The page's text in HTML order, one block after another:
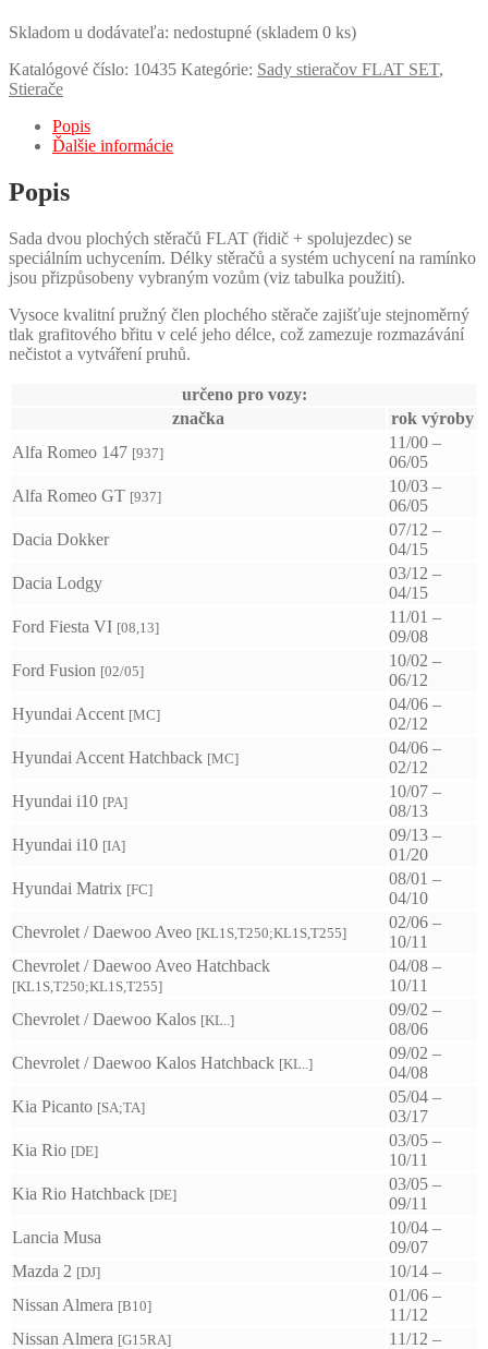
Skladom u dodávateľa: nedostupné (skladem 0 ks)
Katalógové číslo: 10435 Kategórie: Sady stieračov FLAT SET,
Stierače
Popis
Ďalšie informácie
Popis
Sada dvou plochých stěračů FLAT (řidič + spolujezdec) se
speciálním uchycením. Délky stěračů a systém uchycení na ramínko
jsou přizpůsobeny vybraným vozům (viz tabulka použití).
Vysoce kvalitní pružný člen plochého stěrače zajišťuje stejnoměrný
tlak grafitového břitu v celé jeho délce, což zamezuje rozmazávání
nečistot a vytváření pruhů.
určeno pro vozy:
značka
rok výroby
Alfa Romeo 147 [937]
11/00 –
06/05
Alfa Romeo GT [937]
10/03 –
06/05
Dacia Dokker
07/12 –
04/15
Dacia Lodgy
03/12 –
04/15
Ford Fiesta VI [08,13]
11/01 –
09/08
Ford Fusion [02/05]
10/02 –
06/12
Hyundai Accent [MC]
04/06 –
02/12
Hyundai Accent Hatchback [MC]
04/06 –
02/12
Hyundai i10 [PA]
10/07 –
08/13
Hyundai i10 [IA]
09/13 –
01/20
Hyundai Matrix [FC]
08/01 –
04/10
Chevrolet / Daewoo Aveo [KL1S,T250;KL1S,T255]
02/06 –
10/11
Chevrolet / Daewoo Aveo Hatchback
[KL1S,T250;KL1S,T255]
04/08 –
10/11
Chevrolet / Daewoo Kalos [KL..]
09/02 –
08/06
Chevrolet / Daewoo Kalos Hatchback [KL..]
09/02 –
04/08
Kia Picanto [SA;TA]
05/04 –
03/17
Kia Rio [DE]
03/05 –
10/11
Kia Rio Hatchback [DE]
03/05 –
09/11
Lancia Musa
10/04 –
09/07
Mazda 2 [DJ]
10/14 –
Nissan Almera [B10]
01/06 –
11/12
Nissan Almera [G15RA]
11/12 –